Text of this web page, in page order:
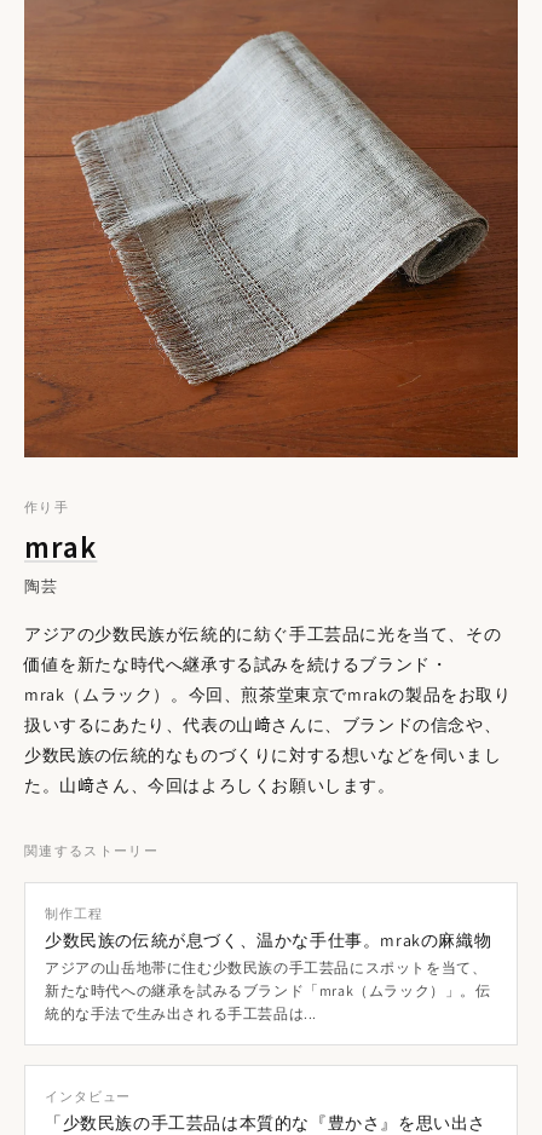
種）を指します。その茎皮から得られる繊維は丈夫で、なめら
かで軽く、カーペットや衣類などの織物に用いられてきまし
た。
麻の一種でありながらジュートとは異なり、シルクのような艶
も持ち合わせ、機械で紡がれた糸にはない自然の風合いが楽
しめます。
おおよそ5cm角の「ニットクロス」は、小ぶりな茶杯やお猪
口、グラスの敷物にぴったり。オオイラクサの繊維はウール
のようにやわらかく、使い込むほどに色合いが深まっていきま
す。
オオイラクサの繊維加工から製品にするまでを担うのは、ヒ
マラヤで暮らす女性職人たちです。すべて手作業のため、形や
大きさ、色の濃淡に個体差がありますが、どれひとつとして同
じものが存在しないと思うと愛おしさが募ります。
作り手
mrak
陶芸
アジアの少数民族が伝統的に紡ぐ手工芸品に光を当て、その
価値を新たな時代へ継承する試みを続けるブランド・
mrak（ムラック）。今回、煎茶堂東京でmrakの製品をお取り
扱いするにあたり、代表の山﨑さんに、ブランドの信念や、
少数民族の伝統的なものづくりに対する想いなどを伺いまし
た。山﨑さん、今回はよろしくお願いします。
関連するストーリー
制作工程
少数民族の伝統が息づく、温かな手仕事。mrakの麻織物
アジアの山岳地帯に住む少数民族の手工芸品にスポットを当て、
新たな時代への継承を試みるブランド「mrak（ムラック）」。伝
統的な手法で生み出される手工芸品は...
インタビュー
「少数民族の手工芸品は本質的な『豊かさ』を思い出さ